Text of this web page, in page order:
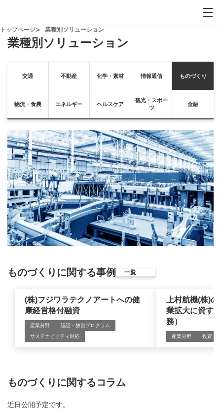
トップページ 業種別ソリューション
業種別ソリューション
交通 不動産 化学・素材 情報通信 ものづくり
物流・食農 エネルギー ヘルスケア
観光・スポー
ツ
金融
ものづくりに関する事例 一覧
(株)フジワラテクノアートへの健
康経営格付融資
産業分野
認証・独自プログラム
サステナビリティ対応
上村航機(株)
業拡大に資す
務）
産業分野 投資
ものづくりに関するコラム
近日公開予定です。